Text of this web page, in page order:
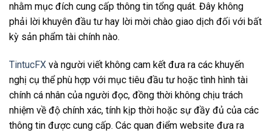
nhằm mục đích cung cấp thông tin tổng quát. Đây không
phải lời khuyên đầu tư hay lời mời chào giao dịch đối với bất
kỳ sản phẩm tài chính nào.
TintucFX và người viết không cam kết đưa ra các khuyến
nghị cụ thể phù hợp với mục tiêu đầu tư hoặc tình hình tài
chính cá nhân của người đọc, đồng thời không chịu trách
nhiệm về độ chính xác, tính kịp thời hoặc sự đầy đủ của các
thông tin được cung cấp. Các quan điểm website đưa ra